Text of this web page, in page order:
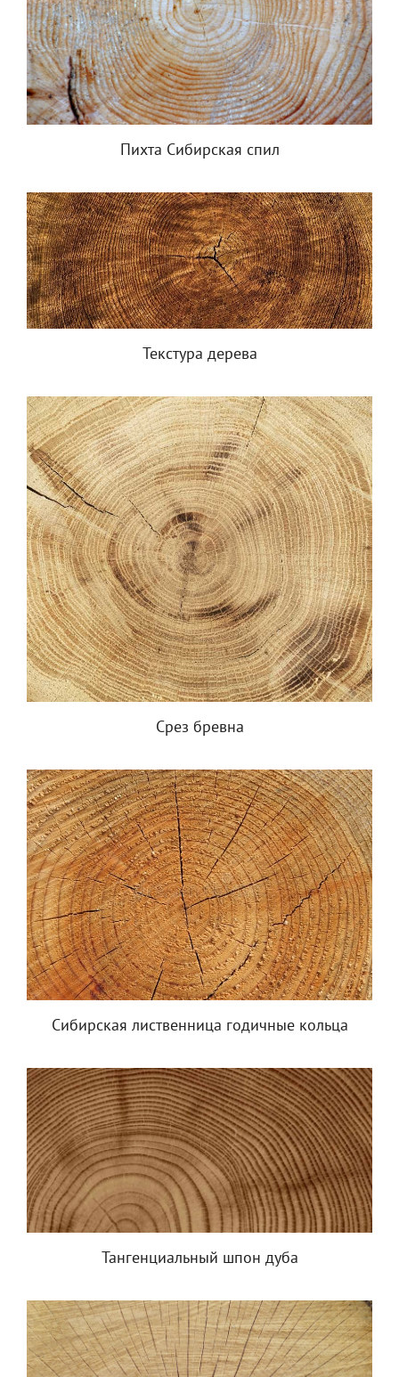
Пихта Сибирская спил
Текстура дерева
Срез бревна
Сибирская лиственница годичные кольца
Тангенциальный шпон дуба